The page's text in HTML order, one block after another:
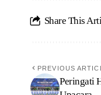
Share This
PREVIOUS
Peringati